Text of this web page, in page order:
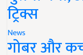
ट्रिक्स
News
गोबर और